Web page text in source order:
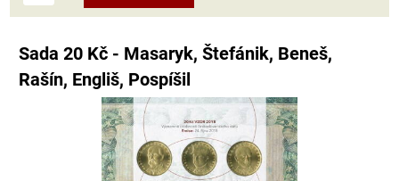
Sada 20 Kč - Masaryk, Štefánik, Beneš,
Rašín, Engliš, Pospíšil